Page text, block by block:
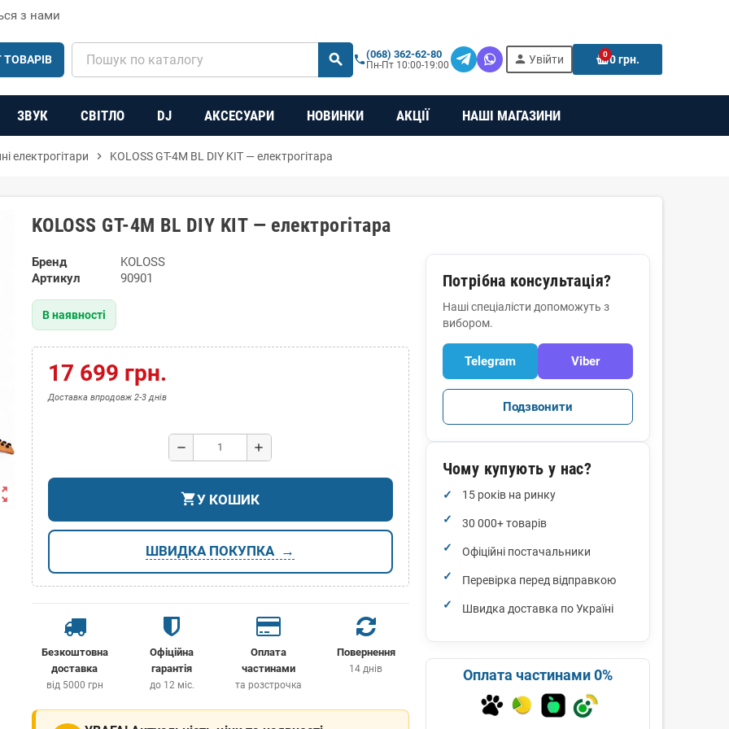
з нами
ТОВАРІВ search person Увійти 00 грн.
phone(068) 362-62-80
Пн-Пт 10:00-19:00
ЗВУК СВІТЛО DJ АКСЕСУАРИ НОВИНКИ АКЦІЇ НАШІ МАГАЗИНИ
електрогітари chevron_right KOLOSS GT-4M BL DIY KIT — електрогітара
KOLOSS GT-4M BL DIY KIT — електрогітара
Бренд
KOLOSS
Артикул
90901
В наявності
17 699 грн.
Доставка впродовж 2-3 днів
remove add
shopping_cartУ КОШИК
ШВИДКА ПОКУПКА
Безкоштовна
доставка
від 5000 грн
Офіційна
гарантія
до 12 міс.
Оплата
частинами
та розстрочка
Повернення
14 днів
Потрібна консультація?
Наші спеціалісти допоможуть з
вибором.
Telegram Viber
Подзвонити
Чому купують у нас?
15 років на ринку
30 000+ товарів
Офіційні постачальники
Перевірка перед відправкою
Швидка доставка по Україні
Оплата частинами 0%